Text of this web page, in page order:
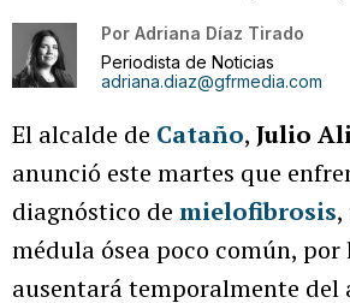
Por Adriana Díaz Tirado
Periodista de Noticias
adriana.diaz@gfrmedia.com
El alcalde de Cataño, Julio
anunció este martes que
diagnóstico de mielofibrosis
médula ósea poco común, por
ausentará temporalmente